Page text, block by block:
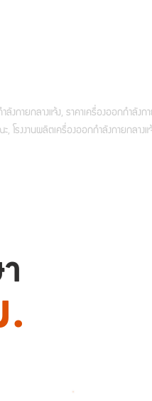
กายกลางแจ้ง, ราคาเครื่องออกกำลังกา
โรงงานผลิตเครื่องออกกำลังกายกลางแจ้